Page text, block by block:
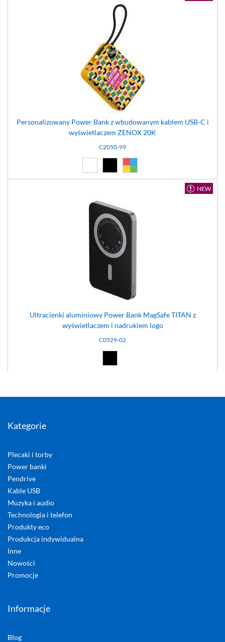
Personalizowany Power Bank z wbudowanym kablem USB-C i
wyświetlaczem ZENOX 20K
C2050-99
NEW
Ultracienki aluminiowy Power Bank MagSafe TITAN z
wyświetlaczem i nadrukiem logo
C0529-02
Kategorie
Plecaki i torby
Power banki
Pendrive
Kable USB
Muzyka i audio
Technologia i telefon
Produkty eco
Produkcja indywidualna
Inne
Nowości
Promocje
Informacje
Blog